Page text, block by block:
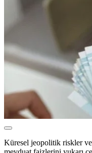
Küresel jeopolitik riskler